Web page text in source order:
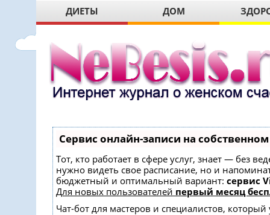
ДИЕТЫ ДОМ
Сервис онлайн-записи на
Тот, кто работает в сфере услуг, знает — без
нужно видеть свое расписание, но и
бюджетный и оптимальный вариант: сервис
Для новых пользователей первый месяц
Чат-бот для мастеров и специалистов,